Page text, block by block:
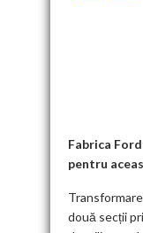
k
Fabrica
pentru
două secții